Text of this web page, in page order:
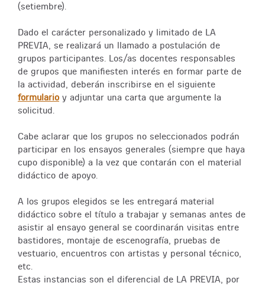
(setiembre).
Dado el carácter personalizado y limitado de LA
PREVIA, se realizará un llamado a postulación de
grupos participantes. Los/as docentes responsables
de grupos que manifiesten interés en formar parte de
la actividad, deberán inscribirse en el siguiente
formulario y adjuntar una carta que argumente la
solicitud.
Cabe aclarar que los grupos no seleccionados podrán
participar en los ensayos generales (siempre que haya
cupo disponible) a la vez que contarán con el material
didáctico de apoyo.
A los grupos elegidos se les entregará material
didáctico sobre el título a trabajar y semanas antes de
asistir al ensayo general se coordinarán visitas entre
bastidores, montaje de escenografía, pruebas de
vestuario, encuentros con artistas y personal técnico,
etc.
Estas instancias son el diferencial de LA PREVIA, por